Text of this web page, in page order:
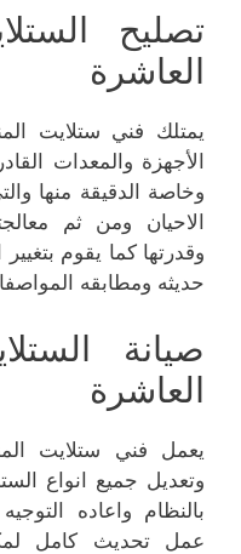
تصليح
العاشرة
يمتلك فني ستلايت
الأجهزة والمعدات
وخاصة الدقيقة منها
الاحيان ومن ثم
وقدرتها كما يقوم
حديثه ومطابقه
صيانة
العاشرة
يعمل فني ستلايت
وتعديل جميع انواع
بالنظام واعاده
عمل تحديث كامل